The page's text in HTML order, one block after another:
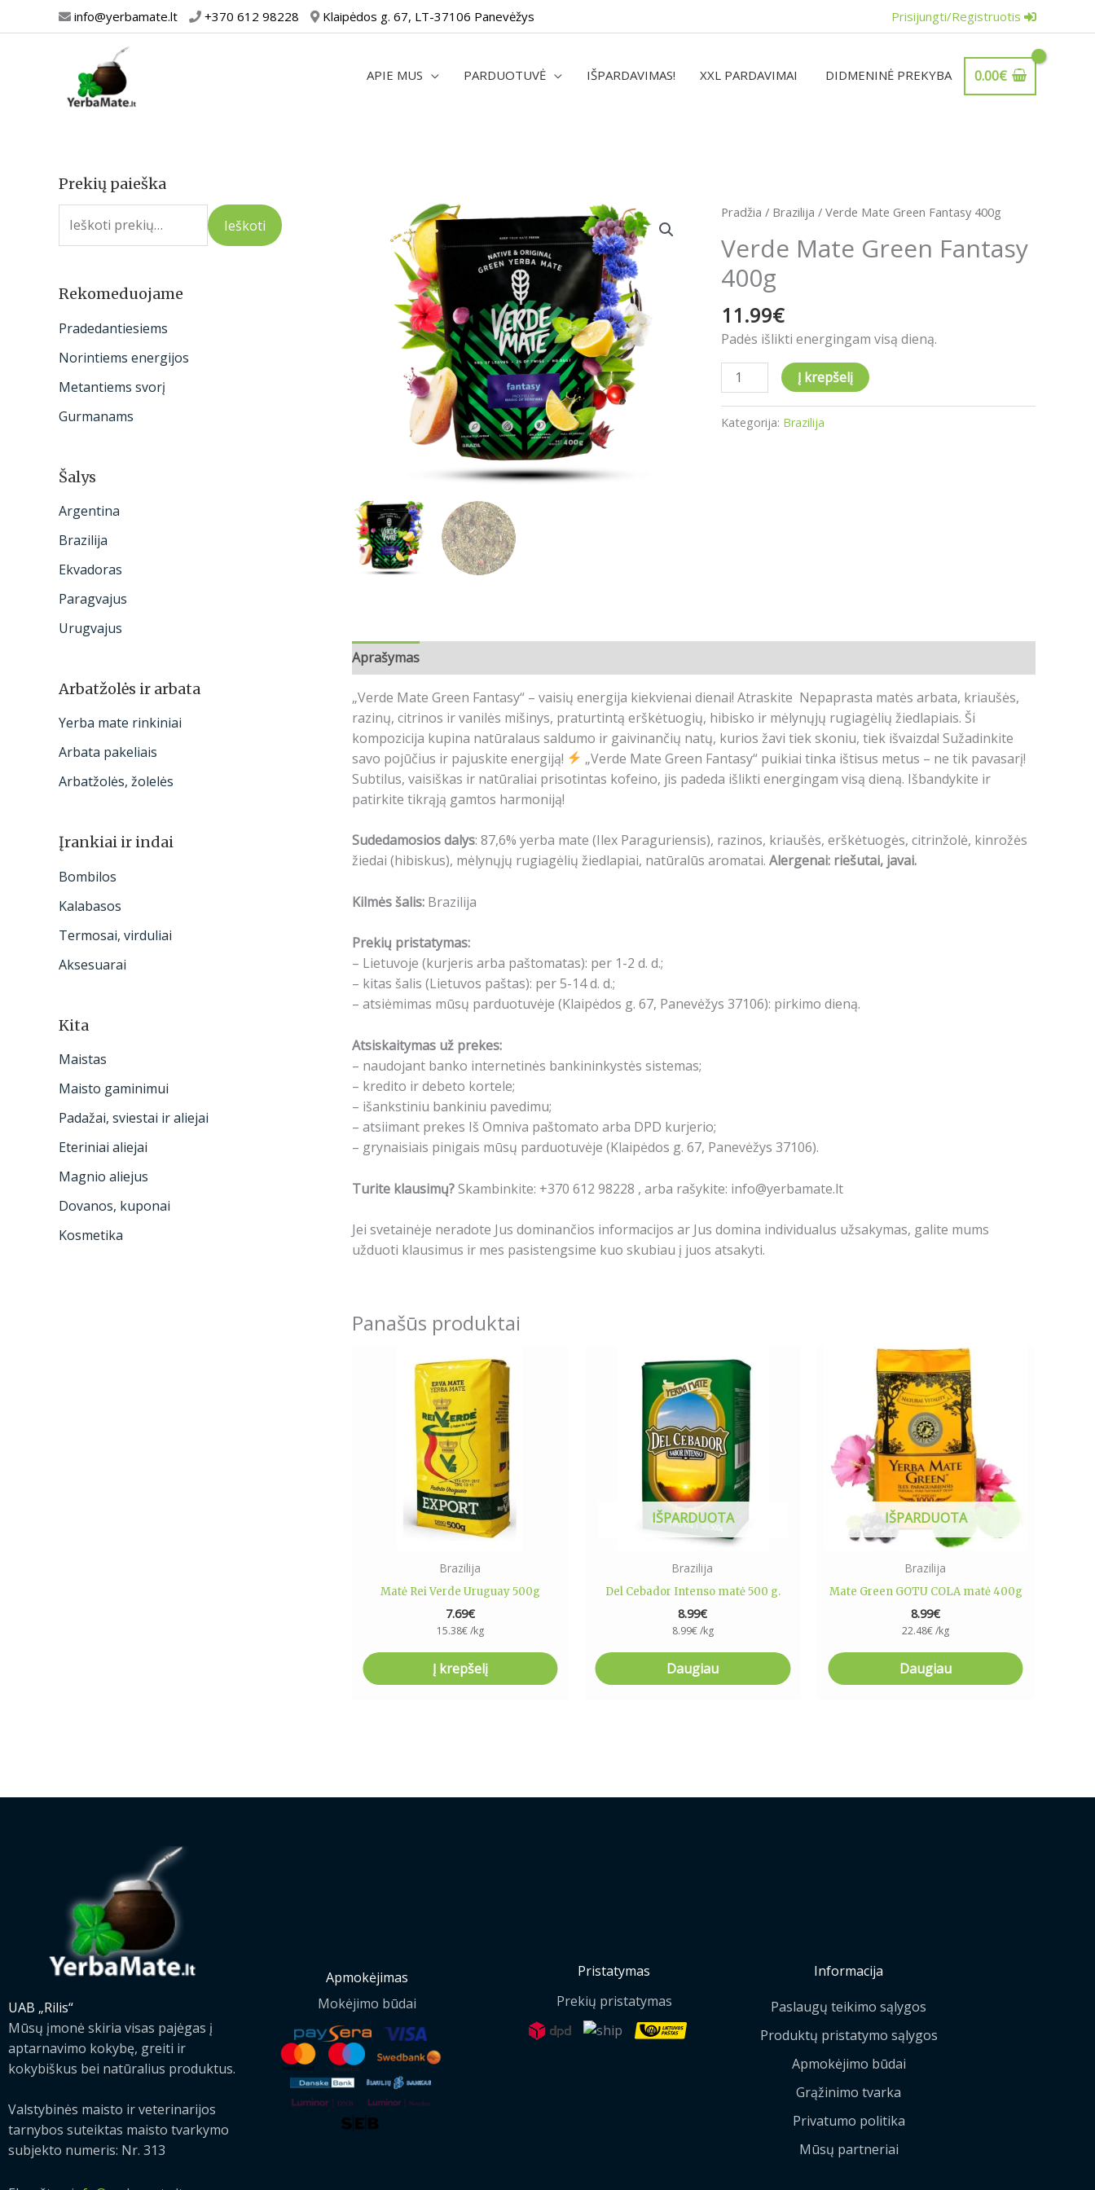
prie
info@yerbamate.lt +370 612 98228 Klaipėdos g. 67, LT-37106 Panevėžys Prisijungti/Registruotis
APIE MUS PARDUOTUVĖ IŠPARDAVIMAS! XXL PARDAVIMAI DIDMENINĖ PREKYBA 0.00€
Prekių paieška
I
e
o
:
Ieškoti
Rekomeduojame
Pradedantiesiems
Norintiems energijos
Metantiems svorį
Gurmanams
Šalys
Argentina
Brazilija
Ekvadoras
Paragvajus
Urugvajus
Arbatžolės ir arbata
Yerba mate rinkiniai
Arbata pakeliais
Arbatžolės, žolelės
Įrankiai ir indai
Bombilos
Kalabasos
Termosai, virduliai
Aksesuarai
Kita
Maistas
Maisto gaminimui
Padažai, sviestai ir aliejai
Eteriniai aliejai
Magnio aliejus
Dovanos, kuponai
Kosmetika
Pradžia / Brazilija / Verde Mate Green Fantasy 400g
Verde Mate Green Fantasy
400g
11.99€
Padės išlikti energingam visą dieną.
produkto
Verde
Mate
Green
Fantasy
400g
Į krepšelį
Kategorija: Brazilija
Aprašymas
„Verde Mate Green Fantasy“ – vaisių energija kiekvienai dienai! Atraskite Nepaprasta matės arbata, kriaušės,
razinų, citrinos ir vanilės mišinys, praturtintą erškėtuogių, hibisko ir mėlynųjų rugiagėlių žiedlapiais. Ši
kompozicija kupina natūralaus saldumo ir gaivinančių natų, kurios žavi tiek skoniu, tiek išvaizda! Sužadinkite
savo pojūčius ir pajuskite energiją!
„Verde Mate Green Fantasy“ puikiai tinka ištisus metus – ne tik pavasarį!
Subtilus, vaisiškas ir natūraliai prisotintas kofeino, jis padeda išlikti energingam visą dieną. Išbandykite ir
patirkite tikrąją gamtos harmoniją!
Sudedamosios dalys: 87,6% yerba mate (Ilex Paraguriensis), razinos, kriaušės, erškėtuogės, citrinžolė, kinrožės
žiedai (hibiskus), mėlynųjų rugiagėlių žiedlapiai, natūralūs aromatai. Alergenai: riešutai, javai.
Kilmės šalis: Brazilija
Prekių pristatymas:
– Lietuvoje (kurjeris arba paštomatas): per 1-2 d. d.;
– kitas šalis (Lietuvos paštas): per 5-14 d. d.;
– atsiėmimas mūsų parduotuvėje (Klaipėdos g. 67, Panevėžys 37106): pirkimo dieną.
Atsiskaitymas už prekes:
– naudojant banko internetinės bankininkystės sistemas;
– kredito ir debeto kortele;
– išankstiniu bankiniu pavedimu;
– atsiimant prekes Iš Omniva paštomato arba DPD kurjerio;
– grynaisiais pinigais mūsų parduotuvėje (Klaipėdos g. 67, Panevėžys 37106).
Turite klausimų?Skambinkite: +370 612 98228 , arba rašykite: info@yerbamate.lt
Jei svetainėje neradote Jus dominančios informacijos ar Jus domina individualus užsakymas, galite mums
užduoti klausimus ir mes pasistengsime kuo skubiau į juos atsakyti.
Panašūs produktai
Brazilija
Matė Rei Verde Uruguay 500g
7.69€
15.38€/kg
Į krepšelį
IŠPARDUOTA
Brazilija
Del Cebador Intenso matė 500 g.
8.99€
8.99€/kg
Daugiau
IŠPARDUOTA
Brazilija
Mate Green GOTU COLA matė 400g
8.99€
22.48€/kg
Daugiau
UAB „Rilis“
Mūsų įmonė skiria visas pajėgas į
aptarnavimo kokybę, greiti ir
kokybiškus bei natūralius produktus.
Valstybinės maisto ir veterinarijos
tarnybos suteiktas maisto tvarkymo
subjekto numeris: Nr. 313
Apmokėjimas
Mokėjimo būdai
Pristatymas
Prekių pristatymas
Informacija
Paslaugų teikimo sąlygos
Produktų pristatymo sąlygos
Apmokėjimo būdai
Grąžinimo tvarka
Privatumo politika
Mūsų partneriai